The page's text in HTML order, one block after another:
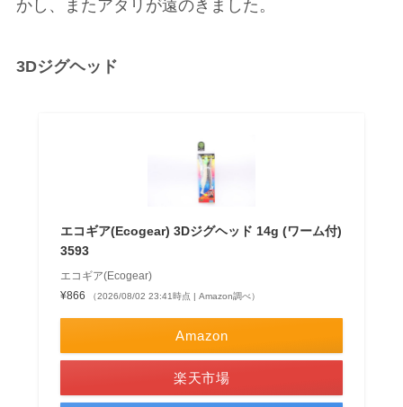
かし、またアタリが遠のきました。
3Dジグヘッド
エコギア(Ecogear) 3Dジグヘッド 14g (ワーム付)
3593
エコギア(Ecogear)
¥866
（2026/08/02 23:41時点 | Amazon調べ）
Amazon
楽天市場